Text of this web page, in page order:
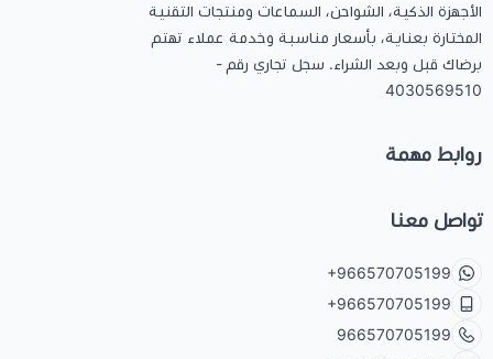
الأجهزة الذكية، الشواحن، السماعات ومنتجات التقنية
المختارة بعناية، بأسعار مناسبة وخدمة عملاء تهتم
برضاك قبل وبعد الشراء. سجل تجاري رقم -
4030569510
روابط مهمة
تواصل معنا
+966570705199
+966570705199
966570705199